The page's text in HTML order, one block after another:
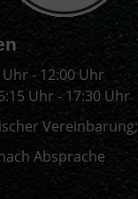
- 12:00 Uhr
Uhr - 17:30 Uhr
Vereinbarung;
Absprache